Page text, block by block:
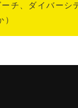
チ、ダイバーシ